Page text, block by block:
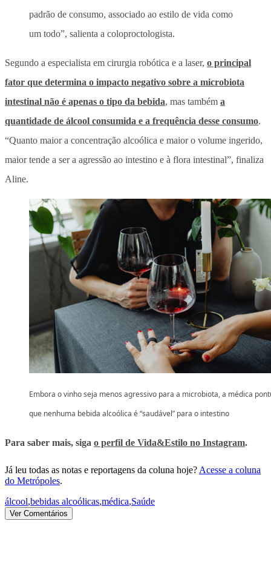
padrão de consumo, associado ao estilo de vida como
um todo”, salienta a coloproctologista.
Segundo a especialista em cirurgia robótica e a laser, o principal
fator que determina o impacto negativo sobre a microbiota
intestinal não é apenas o tipo da bebida, mas também a
quantidade de álcool consumida e a frequência desse consumo.
“Quanto maior a concentração alcoólica e maior o volume ingerido,
maior tende a ser a agressão ao intestino e à flora intestinal”, finaliza
Aline.
Embora o vinho seja menos agressivo para a microbiota, a médica
que nenhuma bebida alcoólica é “saudável” para o intestino
Para saber mais, siga o perfil de Vida&Estilo no Instagram.
Já leu todas as notas e reportagens da coluna hoje? Acesse a coluna
do Metrópoles.
álcool,bebidas alcoólicas,médica,Saúde
Ver Comentários